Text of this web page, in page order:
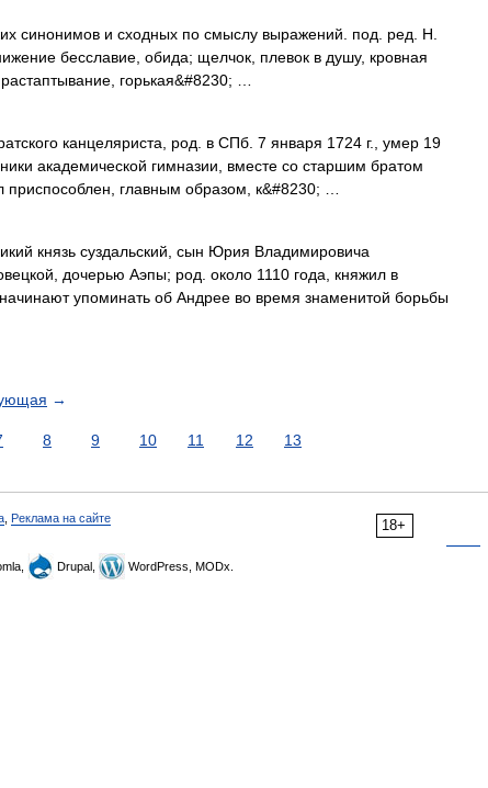
синонимов и сходных по смыслу выражений. под. ред. Н.
бесславие, обида; щелчок, плевок в душу, кровная
горькая&#8230; …
канцеляриста, род. в СПб. 7 января 1724 г., умер 19
академической гимназии, вместе со старшим братом
приспособлен, главным образом, к&#8230; …
князь суздальский, сын Юрия Владимировича
дочерью Аэпы; род. около 1110 года, княжил в
упоминать об Андрее во время знаменитой борьбы
→
8 9 10 11 12 13
18+
Реклама на сайте
Drupal, WordPress, MODx.